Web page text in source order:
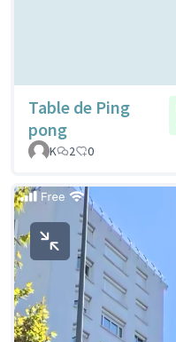
Table de Ping
pong
K
2 0